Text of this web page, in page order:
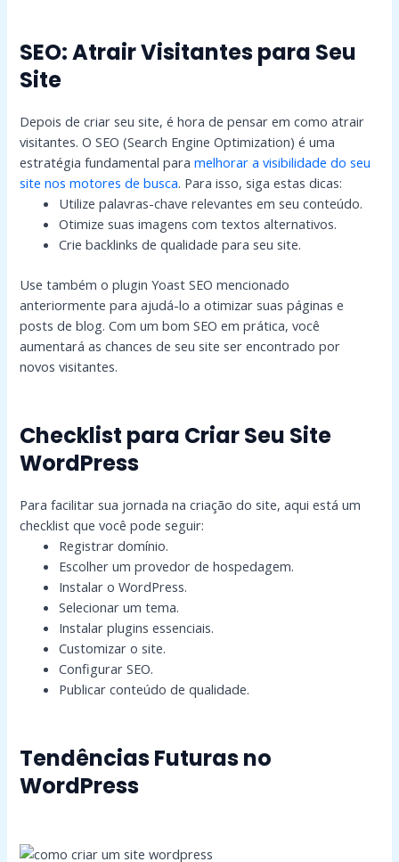
SEO: Atrair Visitantes para Seu
Site
Depois de criar seu site, é hora de pensar em como atrair
visitantes. O SEO (Search Engine Optimization) é uma
estratégia fundamental paramelhorar a visibilidade do seu
site nos motores de busca. Para isso, siga estas dicas:
Utilize palavras-chave relevantes em seu conteúdo.
Otimize suas imagens com textos alternativos.
Crie backlinks de qualidade para seu site.
Use também o plugin Yoast SEO mencionado
anteriormente para ajudá-lo a otimizar suas páginas e
posts de blog. Com um bom SEO em prática, você
aumentará as chances de seu site ser encontrado por
novos visitantes.
Checklist para Criar Seu Site
WordPress
Para facilitar sua jornada na criação do site, aqui está um
checklist que você pode seguir:
Registrar domínio.
Escolher um provedor de hospedagem.
Instalar o WordPress.
Selecionar um tema.
Instalar plugins essenciais.
Customizar o site.
Configurar SEO.
Publicar conteúdo de qualidade.
Tendências Futuras no
WordPress